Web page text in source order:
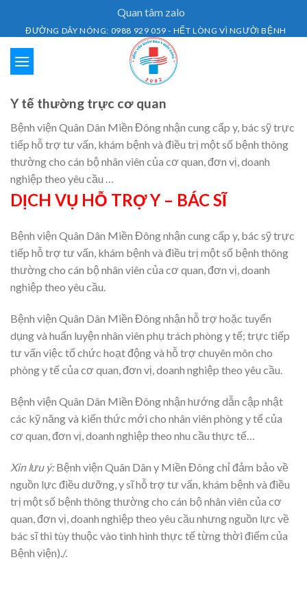
Quan tâm zalo
ĐƯỜNG DÂY NÓNG: 0988 929 059 - HẾT LÒNG VÌ NGƯỜI BỆNH
Y tế thường trực cơ quan
Bệnh viện Quân Dân Miền Đông nhận cung cấp y, bác sỹ trực
tiếp hỗ trợ tư vấn, khám bệnh và điều trị một số bệnh thông
thường cho cán bộ nhân viên của cơ quan, đơn vị, doanh
nghiệp theo yêu cầu …
DỊCH VỤ HỖ TRỢ Y – BÁC SĨ
Bệnh viện Quân Dân Miền Đông nhận cung cấp y, bác sỹ trực
tiếp hỗ trợ tư vấn, khám bệnh và điều trị một số bệnh thông
thường cho cán bộ nhân viên của cơ quan, đơn vị, doanh
nghiệp theo yêu cầu.
Bệnh viện Quân Dân Miền Đông nhận hỗ trợ hoặc tuyển
dụng và huấn luyện nhân viên phụ trách phòng y tế; trực tiếp
tư vấn việc tổ chức hoạt động và hỗ trợ chuyên môn cho
phòng y tế của cơ quan, đơn vị, doanh nghiệp theo yêu cầu.
Bệnh viện Quân Dân Miền Đông nhận hướng dẫn cập nhật
các kỹ năng và kiến thức mới cho nhân viên phòng y tế của
cơ quan, đơn vị, doanh nghiệp theo nhu cầu thực tế…
Xin lưu ý:Bệnh viện Quân Dân y Miền Đông chỉ đảm bảo về
nguồn lực điều dưỡng, y sĩ hỗ trợ tư vấn, khám bệnh và điều
trị một số bệnh thông thường cho cán bộ nhân viên của cơ
quan, đơn vị, doanh nghiệp theo yêu cầu nhưng nguồn lực về
bác sĩ thì tùy thuộc vào tình hình thực tế từng thời điểm của
Bệnh viện)./.